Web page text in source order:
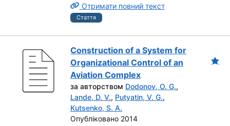
Отримати повний текст
Стаття
Construction of a System for
Organizational Control of an
Aviation Complex
за авторством Dodonov, O. G.,
Lande, D. V., Putyatin, V. G.,
Kutsenko, S. A.
Опубліковано 2014